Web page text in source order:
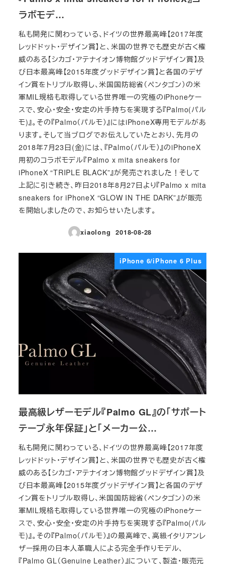
ラボモデ…
私も開発に関わっている、ドイツの世界最高峰【2017年度
レッドドット・デザイン賞】と、米国の世界でも歴史が古く権
威のある【シカゴ・アテナイオン博物館グッドデザイン賞】及
び日本最高峰【2015年度グッドデザイン賞】と各国のデザ
イン賞をトリプル取得し、米国国防総省（ペンタゴン）の米
軍MIL規格も取得している世界唯一の究極のiPhoneケー
スで、安心・安全・安定の片手持ちを実現する『Palmo(パル
モ)』。その『Palmo（パルモ）』にはiPhoneX専用モデルがあ
ります。そして当ブログでお伝えしていたとおり、先月の
2018年7月23日(金)には、『Palmo（パルモ）』のiPhoneX
用初のコラボモデル『Palmo x mita sneakers for
iPhoneX “TRIPLE BLACK”』が発売されました！そして
上記に引き続き、昨日2018年8月27日より『Palmo x mita
sneakers for iPhoneX “GLOW IN THE DARK”』が販売
を開始しましたので、お知らせいたします。
xiaolong
投稿日
2018-08-28
iPhone 6/iPhone 6 Plus
最高級レザーモデル『Palmo GL』の「サポート
テープ永年保証」と「メーカー公…
私も開発に関わっている、ドイツの世界最高峰【2017年度
レッドドット・デザイン賞】と、米国の世界でも歴史が古く権
威のある【シカゴ・アテナイオン博物館グッドデザイン賞】及
び日本最高峰【2015年度グッドデザイン賞】と各国のデザ
イン賞をトリプル取得し、米国国防総省（ペンタゴン）の米
軍MIL規格も取得している世界唯一の究極のiPhoneケー
スで、安心・安全・安定の片手持ちを実現する『Palmo(パル
モ)』。その『Palmo（パルモ）』の最高峰で、高級イタリアンレ
ザー採用の日本人革職人による完全手作りモデル、
『Palmo GL（Genuine Leather）』について、製造・販売元